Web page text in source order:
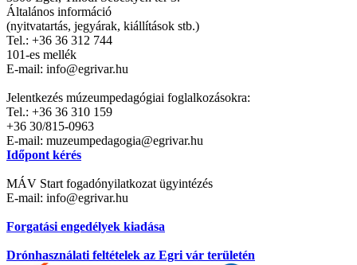
Általános információ
(nyitvatartás, jegyárak, kiállítások stb.)
Tel.: +36 36 312 744
101-es mellék
E-mail: info@egrivar.hu
Jelentkezés múzeumpedagógiai foglalkozásokra:
Tel.: +36 36 310 159
+36 30/815-0963
E-mail: muzeumpedagogia@egrivar.hu
Időpont kérés
MÁV Start fogadónyilatkozat ügyintézés
E-mail: info@egrivar.hu
Forgatási engedélyek kiadása
Drónhasználati feltételek az Egri vár területén